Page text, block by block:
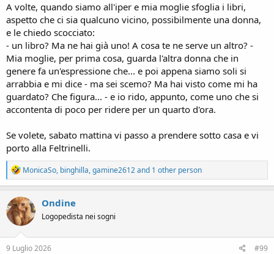
A volte, quando siamo all'iper e mia moglie sfoglia i libri,
aspetto che ci sia qualcuno vicino, possibilmente una donna,
e le chiedo scocciato:
- un libro? Ma ne hai già uno! A cosa te ne serve un altro? -
Mia moglie, per prima cosa, guarda l'altra donna che in
genere fa un'espressione che... e poi appena siamo soli si
arrabbia e mi dice - ma sei scemo? Ma hai visto come mi ha
guardato? Che figura... - e io rido, appunto, come uno che si
accontenta di poco per ridere per un quarto d'ora.
Se volete, sabato mattina vi passo a prendere sotto casa e vi
porto alla Feltrinelli.
R
e
a
c
t
i
o
n
s
MonicaSo, binghilla,gamine2612and 1 other person
Ondine
Logopedista nei sogni
9 Luglio 2026 #99